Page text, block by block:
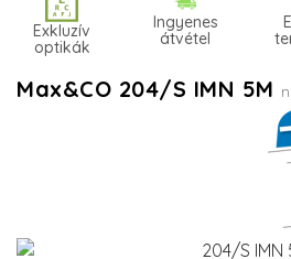
Exkluzív
optikák
Ingyenes
átvétel
Max&CO 204/S IMN 5M